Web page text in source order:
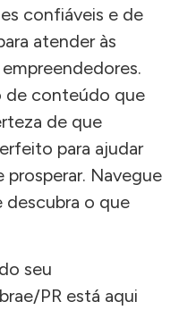
confiáveis e de
atender às
de conteúdo que
de que
para ajudar
Navegue
descubra o que
seu
PR está aqui